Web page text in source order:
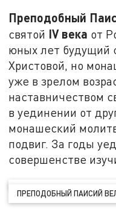
Преподобный
святой IVвека от
юных лет будущий
Христовой, но
уже в зрелом
наставничеством
в уединении от
монашеский
подвиг. За годы
совершенстве
ПРЕПОДОБНЫЙ ПАИСИЙ